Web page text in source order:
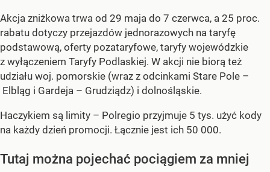
Akcja zniżkowa trwa od 29 maja do 7 czerwca, a 25 proc.
rabatu dotyczy przejazdów jednorazowych na taryfę
podstawową, oferty pozataryfowe, taryfy wojewódzkie
z wyłączeniem Taryfy Podlaskiej. W akcji nie biorą też
udziału woj. pomorskie (wraz z odcinkami Stare Pole –
Elbląg i Gardeja – Grudziądz) i dolnośląskie.
Haczykiem są limity – Polregio przyjmuje 5 tys. użyć kody
na każdy dzień promocji. Łącznie jest ich 50 000.
Tutaj można pojechać pociągiem za mniej